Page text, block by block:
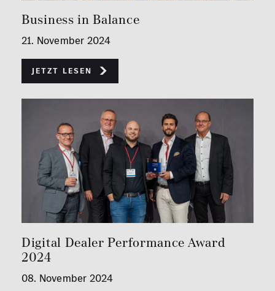
Business in Balance
21. November 2024
Jetzt lesen
Digital Dealer Performance Award
2024
08. November 2024